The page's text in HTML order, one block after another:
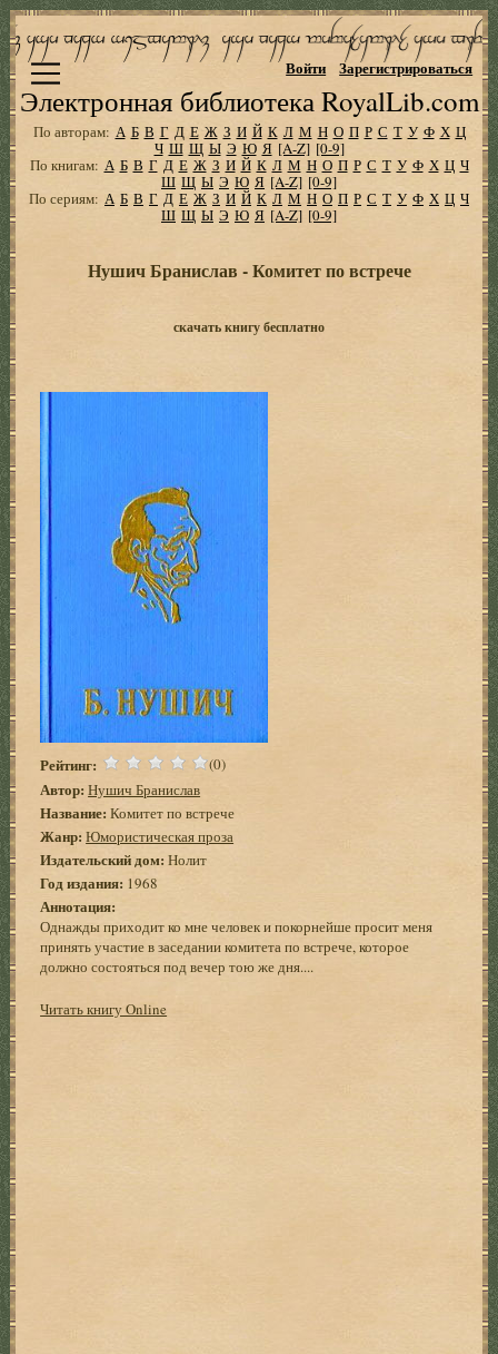
Электронная библиотека RoyalLib.com
Войти Зарегистрироваться
По авторам: А Б В Г Д Е Ж З И Й К Л М Н О П Р С Т У Ф Х Ц
Ч Ш Щ Ы Э Ю Я [A-Z] [0-9]
По книгам: А Б В Г Д Е Ж З И Й К Л М Н О П Р С Т У Ф Х Ц Ч
Ш Щ Ы Э Ю Я [A-Z] [0-9]
По сериям: А Б В Г Д Е Ж З И Й К Л М Н О П Р С Т У Ф Х Ц Ч
Ш Щ Ы Э Ю Я [A-Z] [0-9]
Нушич Бранислав - Комитет по встрече
скачать книгу бесплатно
Рейтинг: (0)
Автор: Нушич Бранислав
Название: Комитет по встрече
Жанр: Юмористическая проза
Издательский дом: Нолит
Год издания: 1968
Аннотация:
Однажды приходит ко мне человек и покорнейше просит меня
принять участие в заседании комитета по встрече, которое
должно состояться под вечер тою же дня....
Читать книгу Online